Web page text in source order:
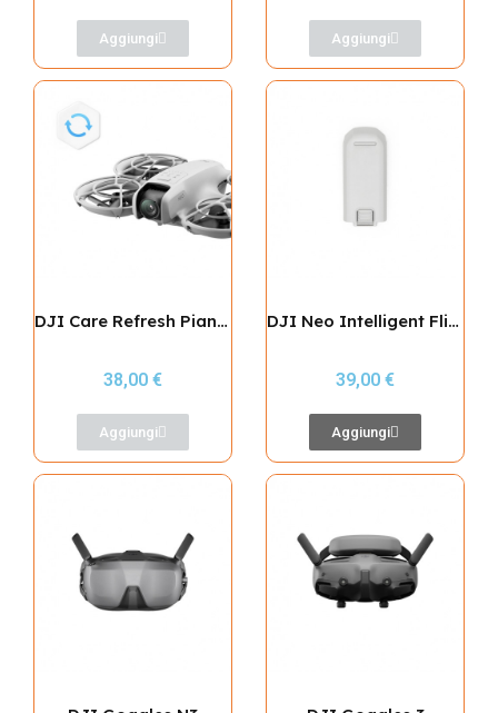
Aggiungi Aggiungi
DJI Care Refresh Piano 2 Anni (Neo)
38,00 €
Aggiungi
DJI Neo Intelligent Flight Battery
39,00 €
Aggiungi